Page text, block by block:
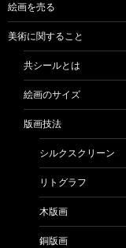
絵画を売る
美術に関すること
共シールとは
絵画のサイズ
版画技法
シルクスクリーン
リトグラフ
木版画
銅版画